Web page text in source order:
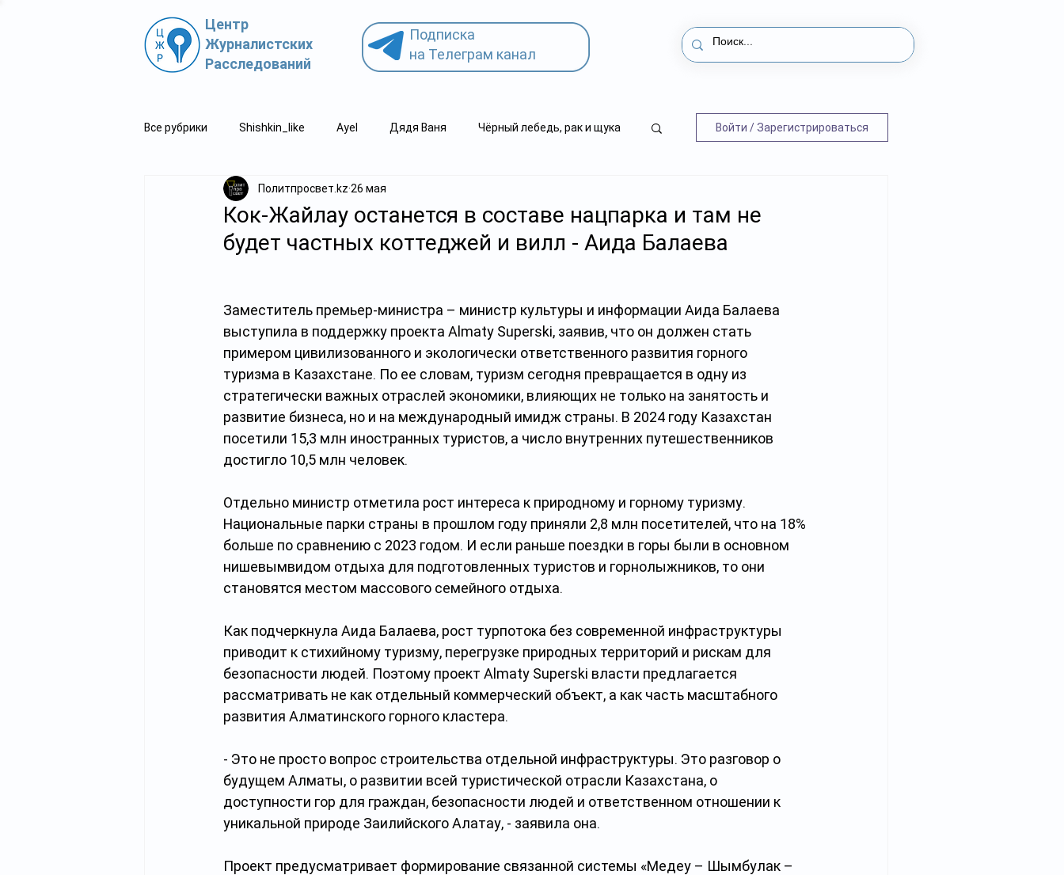
Центр
Журналистских
Расследований
Подписка
на Телеграм канал
Все рубрики Shishkin_like Ayel Дядя Ваня Чёрный лебедь, рак и щука
Политпросвет.kz Свидетель.kz
Войти / Зарегистрироваться
Кок-Жайлау останется в составе нацпарка и там не
будет частных коттеджей и вилл - Аида Балаева
Политпросвет.kz 26 мая
Заместитель премьер-министра – министр культуры и информации Аида Балаева
выступила в поддержку проекта Almaty Superski, заявив, что он должен стать
примером цивилизованного и экологически ответственного развития горного
туризма в Казахстане. По ее словам, туризм сегодня превращается в одну из
стратегически важных отраслей экономики, влияющих не только на занятость и
развитие бизнеса, но и на международный имидж страны. В 2024 году Казахстан
посетили 15,3 млн иностранных туристов, а число внутренних путешественников
достигло 10,5 млн человек.
Отдельно министр отметила рост интереса к природному и горному туризму.
Национальные парки страны в прошлом году приняли 2,8 млн посетителей, что на 18%
больше по сравнению с 2023 годом. И если раньше поездки в горы были в основном
нишевымвидом отдыха для подготовленных туристов и горнолыжников, то они
становятся местом массового семейного отдыха.
Как подчеркнула Аида Балаева, рост турпотока без современной инфраструктуры
приводит к стихийному туризму, перегрузке природных территорий и рискам для
безопасности людей. Поэтому проект Almaty Superski власти предлагается
рассматривать не как отдельный коммерческий объект, а как часть масштабного
развития Алматинского горного кластера.
- Это не просто вопрос строительства отдельной инфраструктуры. Это разговор о
будущем Алматы, о развитии всей туристической отрасли Казахстана, о
доступности гор для граждан, безопасности людей и ответственном отношении к
уникальной природе Заилийского Алатау, - заявила она.
Проект предусматривает формирование связанной системы «Медеу – Шымбулак –